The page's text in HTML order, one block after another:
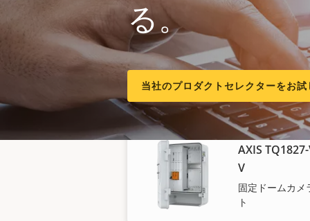
AXIS
AXIS
V
固定ドームカメ
ト
る。
当社のプロダクトセレクターをお